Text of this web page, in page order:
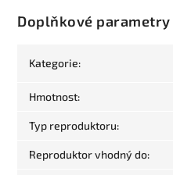
Doplňkové parametry
Kategorie:
Hmotnost:
Typ reproduktoru:
Reproduktor vhodný do: